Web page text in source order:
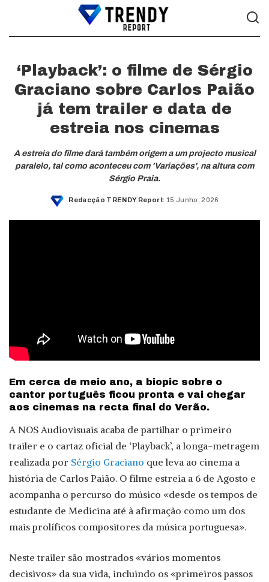
‘Playback’: o filme de Sérgio
Graciano sobre Carlos Paião
já tem trailer e data de
estreia nos cinemas
A estreia do filme dará também origem a um projecto musical
paralelo, tal como aconteceu com 'Variações', na altura com
Sérgio Praia.
Posted
Redacção TRENDY Report 15 Junho, 2026
Em cerca de meio ano, a biopic sobre o
cantor português ficou pronta e vai chegar
aos cinemas na recta final do Verão.
A NOS Audiovisuais acaba de partilhar o primeiro
trailer e o cartaz oficial de ‘Playback’, a longa-metragem
realizada por Sérgio Graciano que leva ao cinema a
história de Carlos Paião. O filme estreia a 6 de Agosto e
acompanha o percurso do músico «desde os tempos de
estudante de Medicina até à afirmação como um dos
mais prolíficos compositores da música portuguesa».
Neste trailer são mostrados «vários momentos
decisivos» da sua vida, incluindo os «primeiros passos